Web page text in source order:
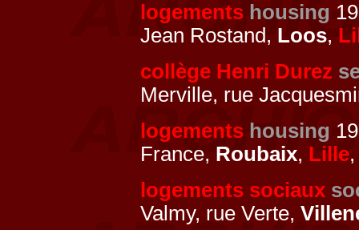
logements housing
Jean Rostand, Loos,
collège Henri Durez
Merville, rue
logements housing
France, Roubaix, Lille
logements sociaux
Valmy, rue Verte,